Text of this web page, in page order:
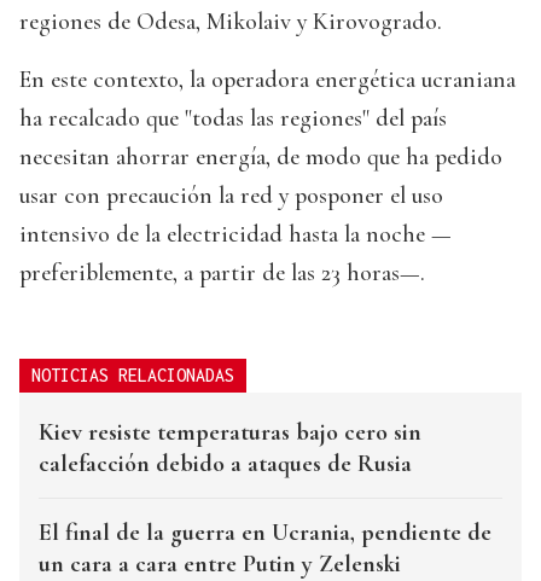
regiones de Odesa, Mikolaiv y Kirovogrado.
En este contexto, la operadora energética ucraniana
ha recalcado que "todas las regiones" del país
necesitan ahorrar energía, de modo que ha pedido
usar con precaución la red y posponer el uso
intensivo de la electricidad hasta la noche —
preferiblemente, a partir de las 23 horas—.
NOTICIAS RELACIONADAS
Kiev resiste temperaturas bajo cero sin
calefacción debido a ataques de Rusia
El final de la guerra en Ucrania, pendiente de
un cara a cara entre Putin y Zelenski